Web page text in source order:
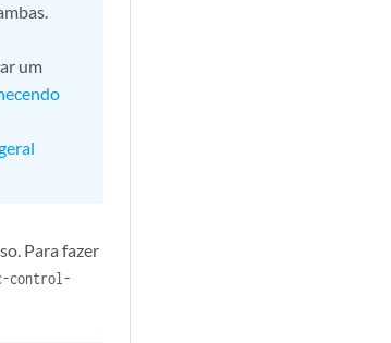
um
Para fazer
control-